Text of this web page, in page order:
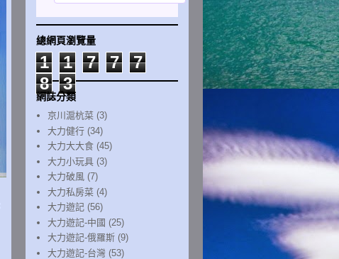
總網頁瀏覽量
1 1 7 7
7
8
3
網誌分類
京川滬杭菜 (3)
大力健行 (34)
大力大大食 (45)
大力小玩具 (3)
大力破風 (7)
大力私房菜 (4)
大力遊記 (56)
大力遊記-中國 (25)
大力遊記-俄羅斯 (9)
大力遊記-台灣 (53)